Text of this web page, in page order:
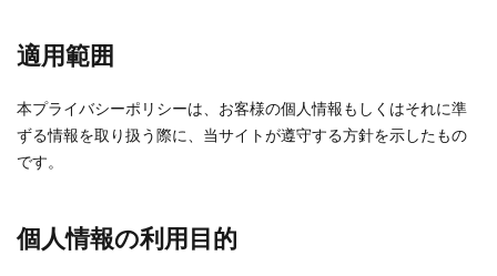
適用範囲
本プライバシーポリシーは、お客様の個人情報もしくはそれに準
ずる情報を取り扱う際に、当サイトが遵守する方針を示したもの
です。
個人情報の利用目的